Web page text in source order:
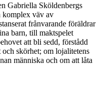
Gabriella Sköldenbergs
komplex väv av
frånvarande föräldrar
barn, till maktspelet
att bli sedd, förstådd
och skörhet; om lojalitetens
människa och om att låta